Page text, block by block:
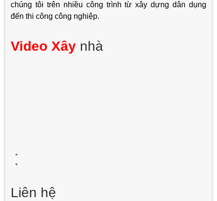
chúng tôi trên nhiều công trình từ xây dựng dân dụng
đến thi công công nghiệp.
Video Xâynhà
Liên hệ